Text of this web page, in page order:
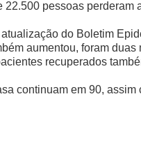
pessoas perderam
do Boletim
aumentou, foram
recuperados
continuam em 90,